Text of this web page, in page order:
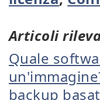
Articoli
Quale
backup